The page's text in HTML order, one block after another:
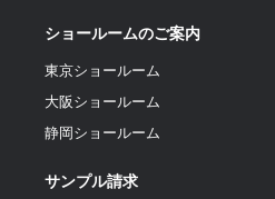
ショールームのご案内
東京ショールーム
大阪ショールーム
静岡ショールーム
サンプル請求